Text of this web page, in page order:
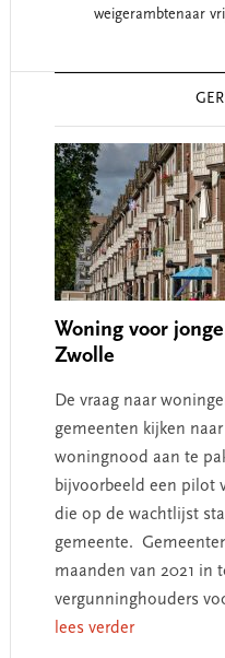
weigerambtenaar
Woning voor
Zwolle
De vraag naar
gemeenten kijken
woningnood aan te
bijvoorbeeld een pilot
die op de wachtlijst
gemeente.
maanden van 2021 in
vergunninghouders
lees verder